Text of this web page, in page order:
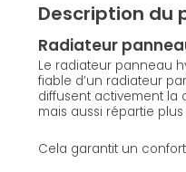
Description du
Radiateur
Le radiateur panneau
fiable d’un radiateur
diffusent activement la
mais aussi répartie
Cela garantit un